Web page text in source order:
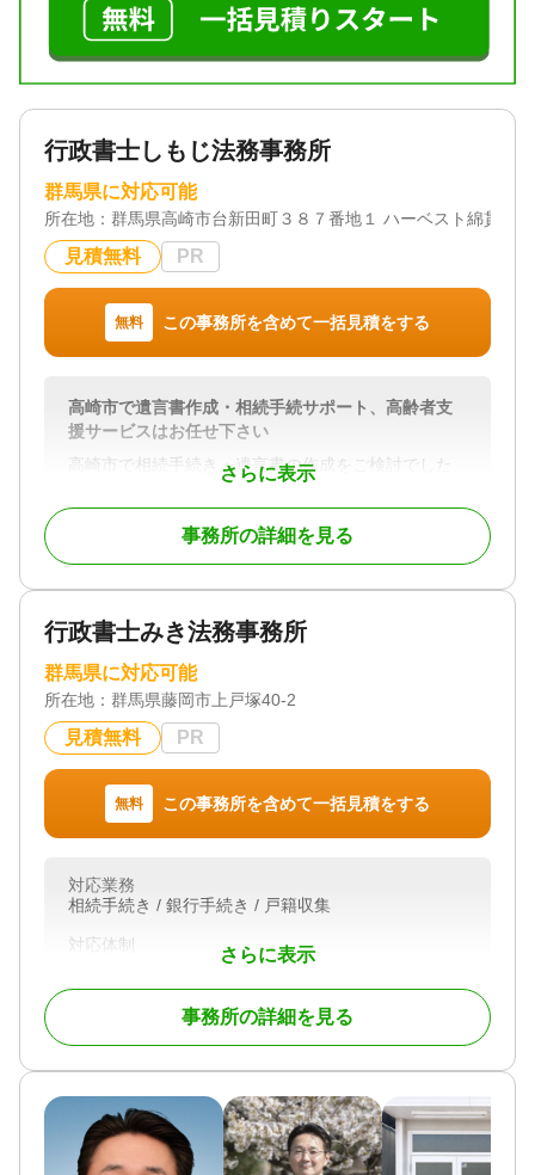
可
など、安心してご相談いただけます
相続に関するご不明点やお困りのことがあれば、ど
うぞお気軽にご相談ください。
対応地域
群馬県 埼玉県北部
対応業務
遺言書 / 遺産分割 / 相続財産調査 / 成年後見 / 相続手
続き / 銀行手続き / 戸籍収集 / 相続人調査
対応体制
電話相談可 / 訪問可 / 土日相談可 / 初回相談無料 / 18
時以降相談可 / オンライン面談可 / 事務所面談可
行政書士しもじ法務事務所
群馬県に対応可能
所在地： 群馬県高崎市台新田町３８７番地１ ハーベスト綿貫第3
見積無料 PR
無料 この事務所を含めて一括見積をする
さらに表示
高崎市で遺言書作成・相続手続サポート、高齢者支
援サービスはお任せ下さい
高崎市で相続手続き・遺言書の作成をご検討でした
ら、行政書士しもじ法務事務所へどうぞ。
ご家族に最後の想いを伝えるために遺言書の作成を
検討してみてはいかがでしょうか
皆様の想いを形にします。
初回相談無料ですので、お気軽にお問い合わせくだ
さい。
対応業務
遺言書 / 遺産分割 / 相続財産調査 / 相続手続き / 銀行
訪問可 / 初回相談無料
事務所の詳細を見る
行政書士みき法務事務所
群馬県に対応可能
所在地： 群馬県藤岡市上戸塚40-2
見積無料 PR
無料 この事務所を含めて一括見積をする
さらに表示
対応業務
相続手続き / 銀行手続き / 戸籍収集
対応体制
事務所の詳細を見る